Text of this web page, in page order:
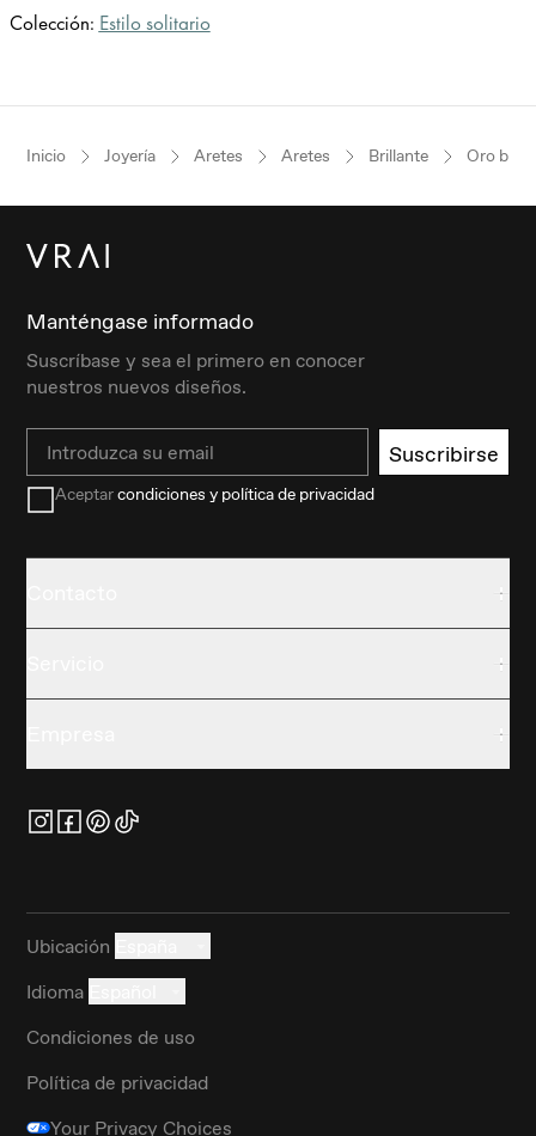
Colección: Estilo solitario
Inicio Joyería Aretes Aretes Brillante Oro
Manténgase informado
Suscríbase y sea el primero en conocer
nuestros nuevos diseños.
Email Suscribirse
Aceptarcondiciones y política de privacidad
Ubicación
Idioma
Condiciones de uso
Política de privacidad
Your Privacy Choices